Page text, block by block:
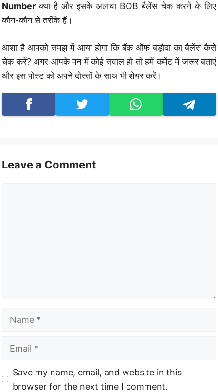
Number क्या है और इसके अलावा BOB बैलेंस चेक करने के लिए
कौन-कौन से तरीके हैं।
आशा है आपको समझ में आया होगा कि बैंक ऑफ बड़ौदा का बैलेंस कैसे
चेक करें? अगर आपके मन में कोई सवाल हो तो हमें कमेंट में जरूर बताएं
और इस पोस्ट को अपने दोस्तों के साथ भी शेयर करें।
Leave a Comment
Name
Email
Website
Save my name, email, and website in this
browser for the next time I comment.